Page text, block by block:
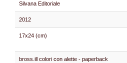
Silvana Editoriale
2012
17x24 (cm)
bross.ill colori con alette - paperback